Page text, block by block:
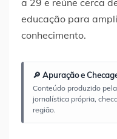
a 29 e reúne cerca
educação para
conhecimento.
🔎 Apuração e
Conteúdo produzido
jornalística própria,
região.